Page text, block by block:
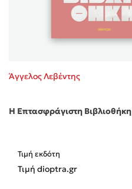
Άγγελος Λεβέντης
Η Επτασφράγιστη Βιβλιοθήκη
Τιμή εκδότη
Τιμή dioptra.gr